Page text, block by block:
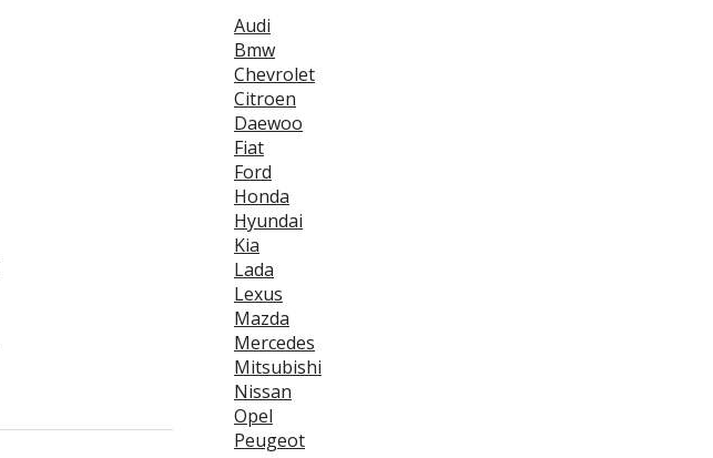
Audi
Bmw
Chevrolet
Citroen
Daewoo
Fiat
Ford
Honda
Hyundai
Kia
Lada
Lexus
Mazda
Mercedes
Mitsubishi
Nissan
Opel
Peugeot